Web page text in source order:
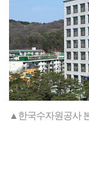
▲한국수자원공사